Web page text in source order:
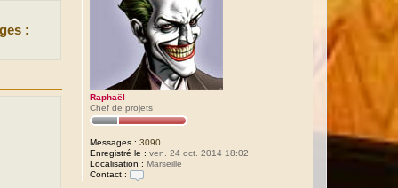
Raphaël
Chef de projets
Messages : 3090
Enregistré le : ven. 24 oct. 2014 18:02
Localisation : Marseille
Contact :
: